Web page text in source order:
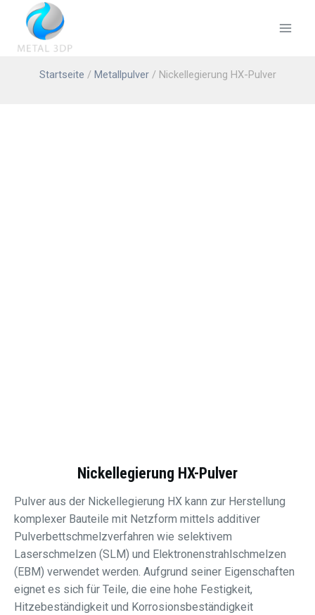
Startseite / Metallpulver/ Nickellegierung HX-Pulver
Nickellegierung HX-Pulver
Pulver aus der Nickellegierung HX kann zur Herstellung
komplexer Bauteile mit Netzform mittels additiver
Pulverbettschmelzverfahren wie selektivem
Laserschmelzen (SLM) und Elektronenstrahlschmelzen
(EBM) verwendet werden. Aufgrund seiner Eigenschaften
eignet es sich für Teile, die eine hohe Festigkeit,
Hitzebeständigkeit und Korrosionsbeständigkeit